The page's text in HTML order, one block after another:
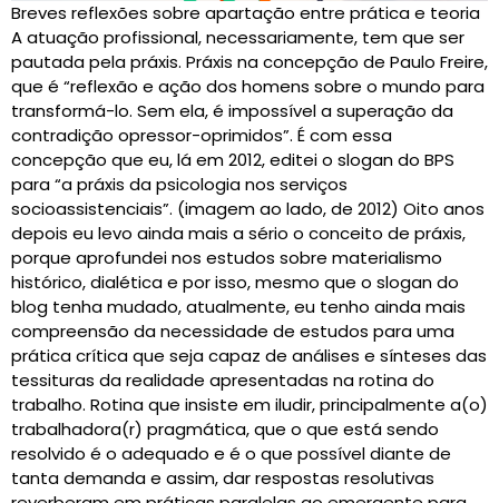
Breves reflexões sobre apartação entre prática e teoria
A atuação profissional, necessariamente, tem que ser
pautada pela práxis. Práxis na concepção de Paulo Freire,
que é “reflexão e ação dos homens sobre o mundo para
transformá-lo. Sem ela, é impossível a superação da
contradição opressor-oprimidos”. É com essa
concepção que eu, lá em 2012, editei o slogan do BPS
para “a práxis da psicologia nos serviços
socioassistenciais”. (imagem ao lado, de 2012) Oito anos
depois eu levo ainda mais a sério o conceito de práxis,
porque aprofundei nos estudos sobre materialismo
histórico, dialética e por isso, mesmo que o slogan do
blog tenha mudado, atualmente, eu tenho ainda mais
compreensão da necessidade de estudos para uma
prática crítica que seja capaz de análises e sínteses das
tessituras da realidade apresentadas na rotina do
trabalho. Rotina que insiste em iludir, principalmente a(o)
trabalhadora(r) pragmática, que o que está sendo
resolvido é o adequado e é o que possível diante de
tanta demanda e assim, dar respostas resolutivas